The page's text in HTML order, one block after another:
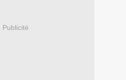
Publicité